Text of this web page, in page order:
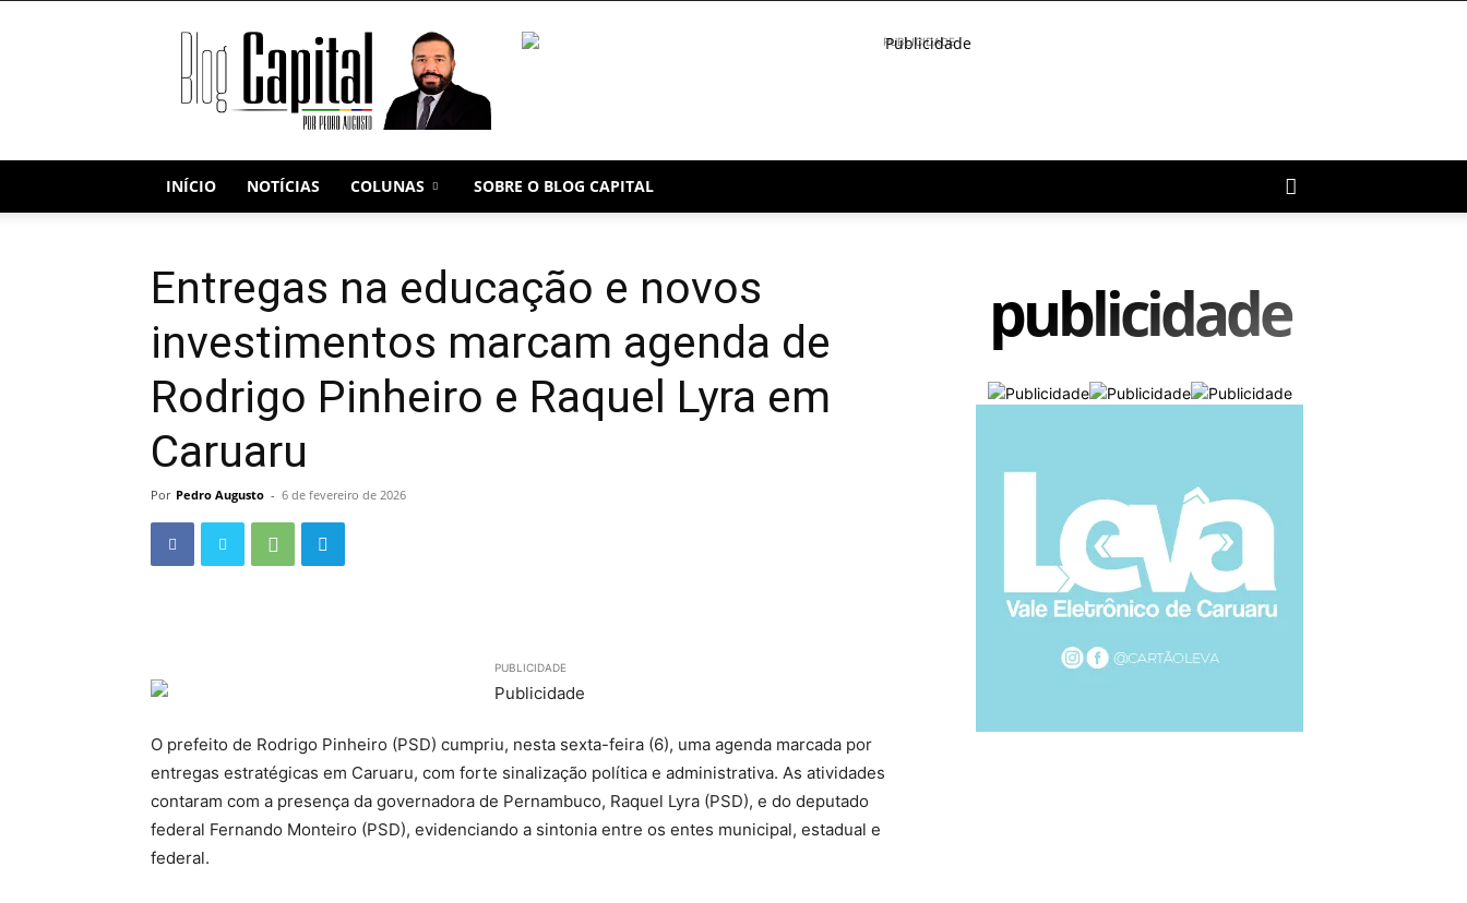
Blog
Capital
PUBLICIDADE
INÍCIO NOTÍCIAS COLUNAS SOBRE O BLOG CAPITAL
Entregas na educação e novos
investimentos marcam agenda de
Rodrigo Pinheiro e Raquel Lyra em
Caruaru
Por Pedro Augusto - 6 de fevereiro de 2026
PUBLICIDADE
O prefeito de Rodrigo Pinheiro (PSD) cumpriu, nesta sexta-feira (6), uma agenda marcada por
entregas estratégicas em Caruaru, com forte sinalização política e administrativa. As atividades
contaram com a presença da governadora de Pernambuco, Raquel Lyra (PSD), e do deputado
federal Fernando Monteiro (PSD), evidenciando a sintonia entre os entes municipal, estadual e
federal.
publicidade